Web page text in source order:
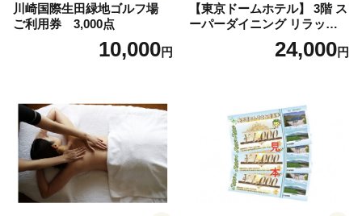
川崎国際生田緑地ゴルフ場
ご利用券 3,000点
10,000円
【東京ドームホテル】 3階 ス
ーパーダイニング リラッサ
ランチブッフェ お食事券 大
人1名様分 関東 東京 ご利用
24,000円